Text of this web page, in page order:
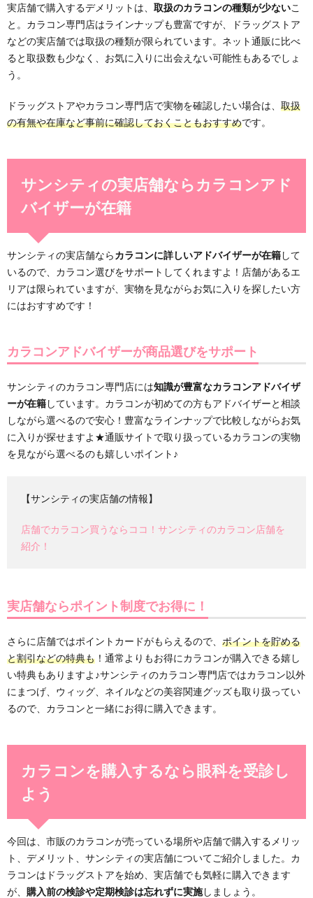
実店舗で購入するデメリットは、 取扱のカラコンの種類が少ないこ
と。カラコン専門店はラインナップも豊富ですが、ドラッグストア
などの実店舗では取扱の種類が限られています。ネット通販に比べ
ると取扱数も少なく、お気に入りに出会えない可能性もあるでしょ
う。
ドラッグストアやカラコン専門店で実物を確認したい場合は、 取扱
の有無や在庫など事前に確認しておくこともおすすめです。
サンシティの実店舗ならカラコンアド
バイザーが在籍
サンシティの実店舗ならカラコンに詳しいアドバイザーが在籍して
いるので、カラコン選びをサポートしてくれますよ！店舗があるエ
リアは限られていますが、実物を見ながらお気に入りを探したい方
にはおすすめです！
カラコンアドバイザーが商品選びをサポート
サンシティのカラコン専門店には知識が豊富なカラコンアドバイザ
ーが在籍しています。カラコンが初めての方もアドバイザーと相談
しながら選べるので安心！豊富なラインナップで比較しながらお気
に入りが探せますよ★通販サイトで取り扱っているカラコンの実物
を見ながら選べるのも嬉しいポイント♪
【サンシティの実店舗の情報】
店舗でカラコン買うならココ！サンシティのカラコン店舗を
紹介！
実店舗ならポイント制度でお得に！
さらに店舗ではポイントカードがもらえるので、 ポイントを貯める
と割引などの特典も ！通常よりもお得にカラコンが購入できる嬉し
い特典もありますよ♪サンシティのカラコン専門店ではカラコン以外
にまつげ、ウィッグ、ネイルなどの美容関連グッズも取り扱ってい
るので、カラコンと一緒にお得に購入できます。
カラコンを購入するなら眼科を受診し
よう
今回は、市販のカラコンが売っている場所や店舗で購入するメリッ
ト、デメリット、サンシティの実店舗についてご紹介しました。カ
ラコンはドラッグストアを始め、実店舗でも気軽に購入できます
が、 購入前の検診や定期検診は忘れずに実施しましょう。